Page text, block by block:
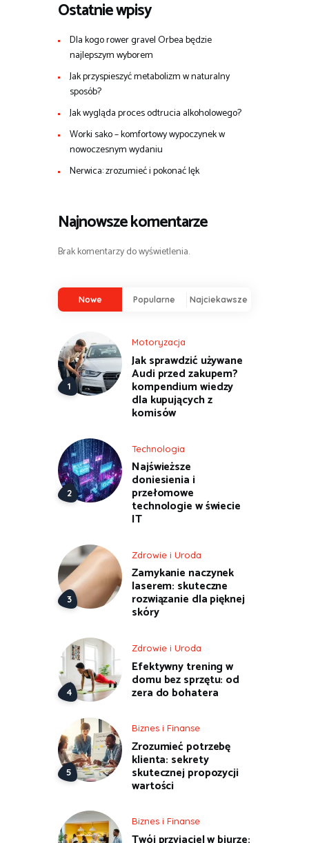
Ostatnie wpisy
Dla kogo rower gravel Orbea będzie
najlepszym wyborem
Jak przyspieszyć metabolizm w naturalny
sposób?
Jak wygląda proces odtrucia alkoholowego?
Worki sako – komfortowy wypoczynek w
nowoczesnym wydaniu
Nerwica: zrozumieć i pokonać lęk
Najnowsze komentarze
Brak komentarzy do wyświetlenia.
Nowe Popularne Najciekawsze
Motoryzacja
Jak sprawdzić używane
Audi przed zakupem?
kompendium wiedzy
dla kupujących z
komisów
Technologia
Najświeższe
doniesienia i
przełomowe
technologie w świecie
IT
Zdrowie i Uroda
Zamykanie naczynek
laserem: skuteczne
rozwiązanie dla pięknej
skóry
Zdrowie i Uroda
Efektywny trening w
domu bez sprzętu: od
zera do bohatera
Biznes i Finanse
Zrozumieć potrzebę
klienta: sekrety
skutecznej propozycji
wartości
Biznes i Finanse